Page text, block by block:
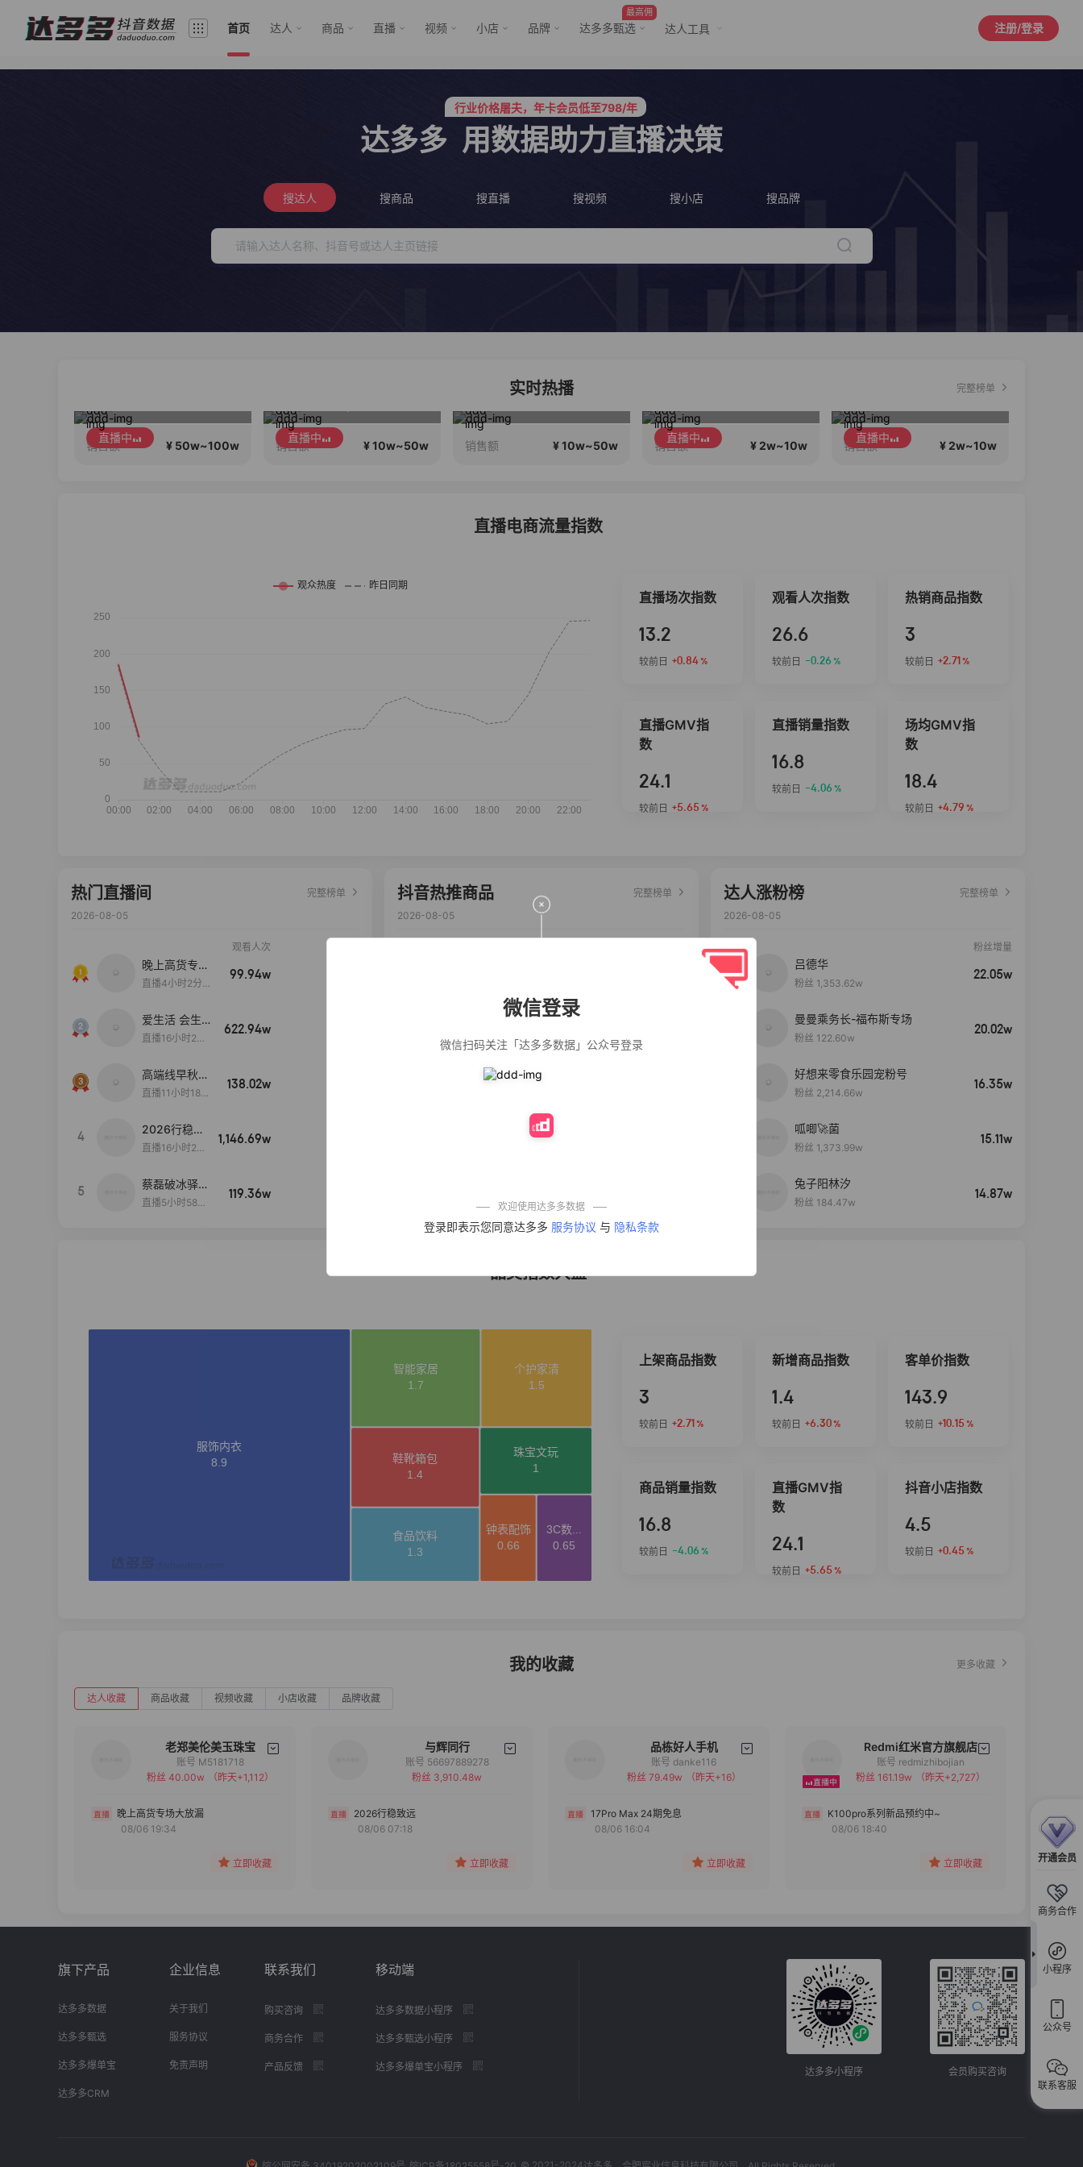
首页 达人 商品 直播 视频 小店 品牌
最高佣
达多多甄选 达人工具 注册/登录
开通会员
商务合作
小程序
公众号
联系客服
微信登录
微信扫码关注「达多多数据」公众号登录
欢迎使用达多多数据
登录即表示您同意达多多 服务协议 与 隐私条款
行业价格屠夫，年卡会员低至798/年
服务三只羊、董先生等行业头部客户
达多多 用数据助力直播决策
搜达人 搜商品 搜直播 搜视频 搜小店 搜品牌
实时热播 完整榜单
直播中
销售额 ¥ 10w~50w 销售额 ¥ 10w~50w 销售额 ¥ 2w~10w
直播中
销售额 ¥ 2w~10w
直播中
销售额 ¥ 2w~10w
直播电商流量指数
直播场次指数
13.2
较前日 +0.84%
观看人次指数
26.6
较前日 -0.26 %
热销商品指数
3
较前日 +2.71 %
直播GMV指
数
24.1
较前日 +5.65 %
直播销量指数
16.8
较前日 -4.06 %
场均GMV指
数
18.4
较前日 +4.79 %
热门直播间
完整榜单
2026-08-05
观看人次
晚上高货专场
大放漏
直播4小时2分5
99.94w
爱生活 会生
活
直播16小时24
622.94w
高端线早秋现
货首发
直播11小时18分
138.02w
4
2026行稳致
远
直播16小时20
1,146.69w
5
蔡磊破冰驿站
直播间好物分
直播5小时58分
119.36w
抖音热推商品
完整榜单
2026-08-05
重油污去油王污
渍清洁剂油烟净
污渍除菌除螨3倍
【75只装】手提
料袋厨房抽绳式
一品欢【10包鲜
*310g/袋红油麻
酱凉皮开袋即食
现做现发
达人涨粉榜
完整榜单
2026-08-05
粉丝增量
吕德华
粉丝 1,353.62w
22.05w
曼曼乘务长-福布斯专场
粉丝 122.60w
20.02w
好想来零食乐园宠粉号
粉丝 2,214.66w
16.35w
呱唧🚀菌
粉丝 1,373.99w
15.11w
兔子阳林汐
粉丝 184.47w
14.87w
品类指数大盘
上架商品指数
3
较前日 +2.71 %
新增商品指数
1.4
较前日 +6.30%
客单价指数
143.9
较前日 +10.15 %
商品销量指数
16.8
较前日 -4.06 %
直播GMV指
数
24.1
较前日 +5.65 %
抖音小店指数
4.5
较前日 +0.45 %
我的收藏 更多收藏
达人收藏 商品收藏 视频收藏 小店收藏 品牌收藏
老郑美伦美玉珠宝
备注
分组
账号 M5181718
粉丝 40.00w
（昨天+1,112）
晚上高货专场大放漏
08/06 19:34
立即收藏
与辉同行
备注
账号 56697889278
粉丝 3,910.48w
2026行稳致远
08/06 07:18
立即收藏
品栋好人手机
备注
分组
账号 danke116
粉丝 79.49w
（昨天+16）
17Pro Max 24期免息
08/06 16:04
立即收藏
Redmi红米官方旗舰店
备注
分组
账号 redmizhibojian
粉丝 161.19w
（昨天+2,727）
K100pro系列新品预约中~
08/06 18:40
立即收藏
旗下产品
达多多数据
达多多甄选
达多多爆单宝
达多多CRM
企业信息
关于我们
服务协议
免责声明
联系我们
购买咨询
商务合作
产品反馈
移动端
达多多数据小程序
达多多甄选小程序
达多多爆单宝小程序 达多多小程序 会员购买咨询